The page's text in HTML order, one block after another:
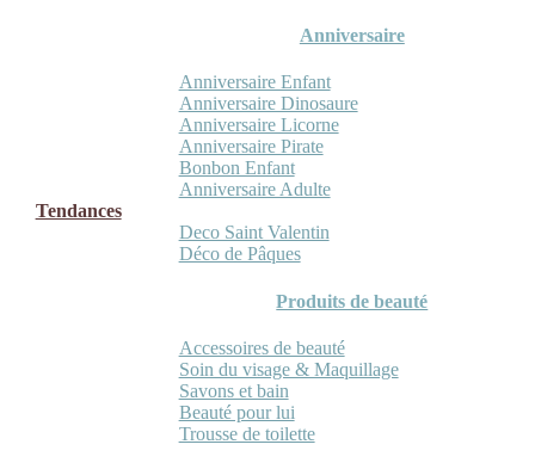
Anniversaire
Anniversaire Enfant
Anniversaire Dinosaure
Anniversaire Licorne
Anniversaire Pirate
Bonbon Enfant
Anniversaire Adulte
Tendances
Deco Saint Valentin
Déco de Pâques
Produits de beauté
Accessoires de beauté
Soin du visage & Maquillage
Savons et bain
Beauté pour lui
Trousse de toilette